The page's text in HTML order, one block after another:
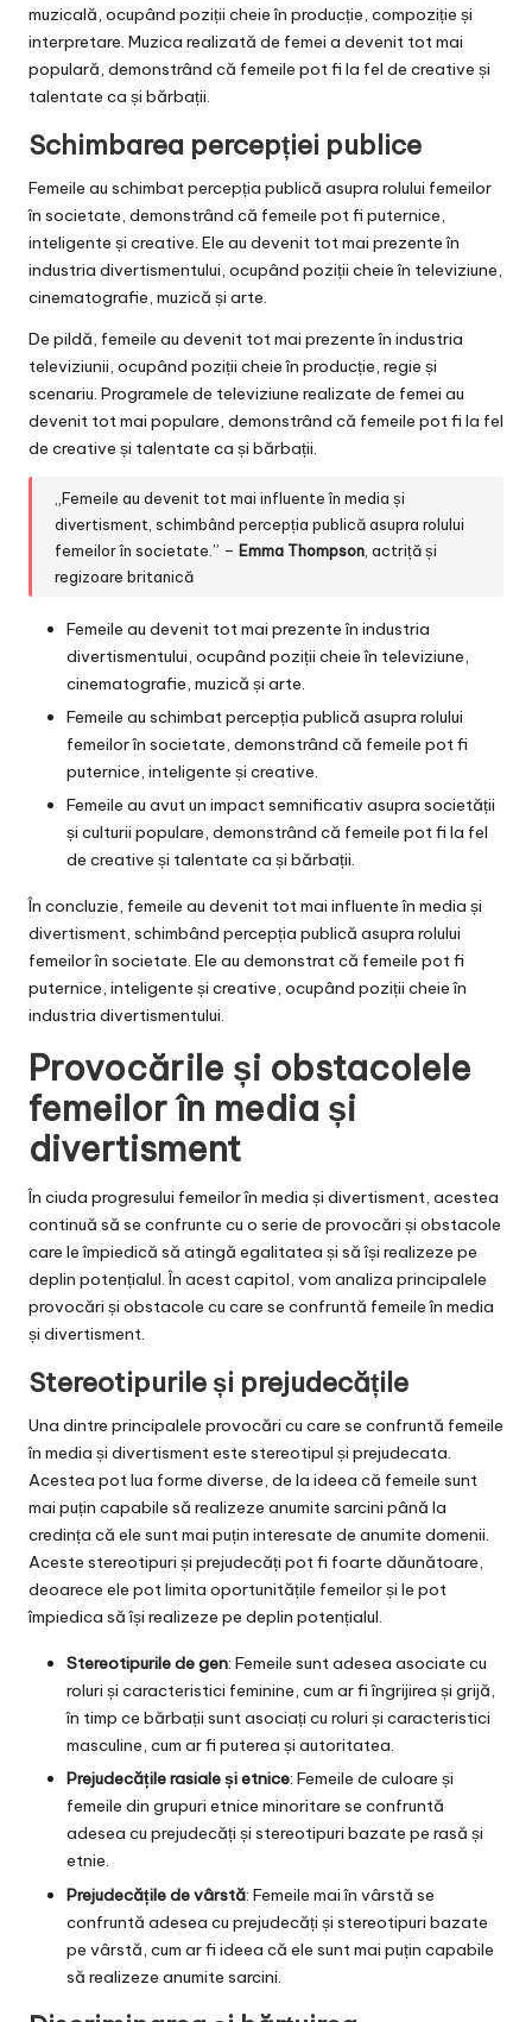
muzicală, ocupând poziții cheie în producție, compoziție și
interpretare. Muzica realizată de femei a devenit tot mai
populară, demonstrând că femeile pot fi la fel de creative și
talentate ca și bărbații.
Schimbarea percepției publice
Femeile au schimbat percepția publică asupra rolului femeilor
în societate, demonstrând că femeile pot fi puternice,
inteligente și creative. Ele au devenit tot mai prezente în
industria divertismentului, ocupând poziții cheie în televiziune,
cinematografie, muzică și arte.
De pildă, femeile au devenit tot mai prezente în industria
televiziunii, ocupând poziții cheie în producție, regie și
scenariu. Programele de televiziune realizate de femei au
devenit tot mai populare, demonstrând că femeile pot fi la fel
de creative și talentate ca și bărbații.
„Femeile au devenit tot mai influente în media și
divertisment, schimbând percepția publică asupra rolului
femeilor în societate.” – Emma Thompson , actriță și
regizoare britanică
Femeile au devenit tot mai prezente în industria
divertismentului, ocupând poziții cheie în televiziune,
cinematografie, muzică și arte.
Femeile au schimbat percepția publică asupra rolului
femeilor în societate, demonstrând că femeile pot fi
puternice, inteligente și creative.
Femeile au avut un impact semnificativ asupra societății
și culturii populare, demonstrând că femeile pot fi la fel
de creative și talentate ca și bărbații.
În concluzie, femeile au devenit tot mai influente în media și
divertisment, schimbând percepția publică asupra rolului
femeilor în societate. Ele au demonstrat că femeile pot fi
puternice, inteligente și creative, ocupând poziții cheie în
industria divertismentului.
Provocările și obstacolele
femeilor în media și
divertisment
În ciuda progresului femeilor în media și divertisment, acestea
continuă să se confrunte cu o serie de provocări și obstacole
care le împiedică să atingă egalitatea și să își realizeze pe
deplin potențialul. În acest capitol, vom analiza principalele
provocări și obstacole cu care se confruntă femeile în media
și divertisment.
Stereotipurile și prejudecățile
Una dintre principalele provocări cu care se confruntă femeile
în media și divertisment este stereotipul și prejudecata.
Acestea pot lua forme diverse, de la ideea că femeile sunt
mai puțin capabile să realizeze anumite sarcini până la
credința că ele sunt mai puțin interesate de anumite domenii.
Aceste stereotipuri și prejudecăți pot fi foarte dăunătoare,
deoarece ele pot limita oportunitățile femeilor și le pot
împiedica să își realizeze pe deplin potențialul.
Stereotipurile de gen: Femeile sunt adesea asociate cu
roluri și caracteristici feminine, cum ar fi îngrijirea și grijă,
în timp ce bărbații sunt asociați cu roluri și caracteristici
masculine, cum ar fi puterea și autoritatea.
Prejudecățile rasiale și etnice: Femeile de culoare și
femeile din grupuri etnice minoritare se confruntă
adesea cu prejudecăți și stereotipuri bazate pe rasă și
etnie.
Prejudecățile de vârstă: Femeile mai în vârstă se
confruntă adesea cu prejudecăți și stereotipuri bazate
pe vârstă, cum ar fi ideea că ele sunt mai puțin capabile
să realizeze anumite sarcini.